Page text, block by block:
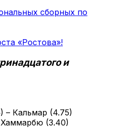
сборных по
«Ростова»!
и
– Кальмар (4.75)
Хаммарбю (3.40)